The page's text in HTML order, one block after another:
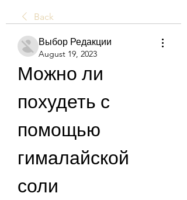
Back
Выбор Редакции
August 19, 2023
Можно ли
похудеть с
помощью
гималайской
соли